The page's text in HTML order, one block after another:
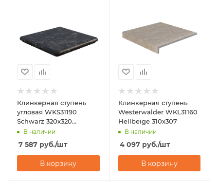
Клинкерная ступень
угловая WKS31190
Schwarz 320х320
Westerwalder Klinker
В наличии
7 587 руб./шт
В корзину
Клинкерная ступень
Westerwalder WKL31160
Hellbeige 310х307
В наличии
4 097руб./шт
В корзину